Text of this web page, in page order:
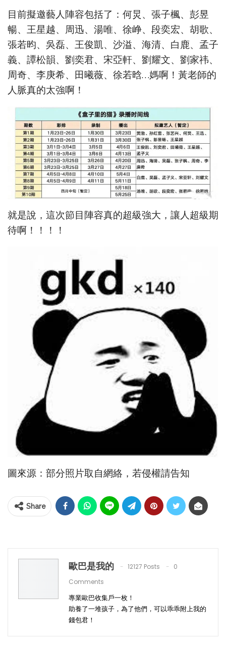
目前擬邀藝人陣容包括了：何炅、張子楓、彭昱
暢、王星越、周迅、湯唯、徐峥、段奕宏、胡歌、
張若昀、吳磊、王俊凱、沙溢、海清、白鹿、孟子
義、譚松韻、劉奕君、宋亞軒、劉耀文、劉家祎、
周奇、李庚希、田曦薇、徐若晗…媽啊！黃老師的
人脈真的太強啊！
就是說，這次節目陣容真的超級強大，讓人超級期
待啊！！！！
圖來源：部分照片取自網絡，若侵權請告知
Share
歐巴是我的 12127 Posts
0
Comments
專業歐巴收集戶一枚！
助養了一堆孩子，為了他們，可以乖乖附上我的
錢包君！